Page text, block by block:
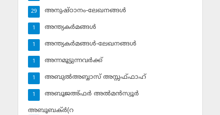
അനുഷ്ഠാനം-ലേഖനങ്ങള്‍
29
അന്ത്യകര്‍മങ്ങള്‍
1
അന്ത്യകര്‍മങ്ങള്‍-ലേഖനങ്ങള്‍
1
അന്നമൂട്ടുന്നവര്‍ക്ക്
1
അബുല്‍അബ്ബാസ് അസ്സഫ്ഫാഹ്‌
1
അബൂജഅ്ഫര്‍ അല്‍മന്‍സ്വൂര്‍
1
അബൂബക്ര്‍(റ